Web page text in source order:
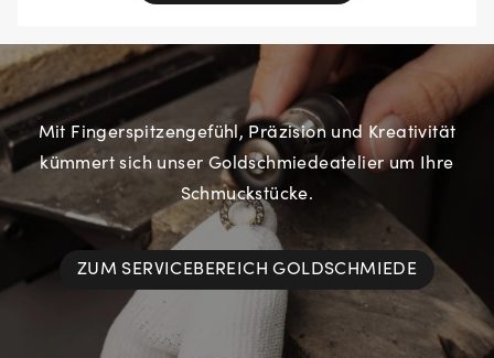
Mit Fingerspitzengefühl, Präzision und Kreativität
kümmert sich unser Goldschmiedeatelier um Ihre
Schmuckstücke.
ZUM SERVICEBEREICH GOLDSCHMIEDE